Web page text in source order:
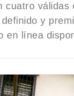
cuatro
y
en línea